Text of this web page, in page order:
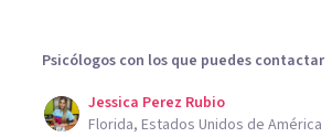
Psicólogos con los que puedes contactar
Jessica Perez Rubio
Florida, Estados Unidos de América